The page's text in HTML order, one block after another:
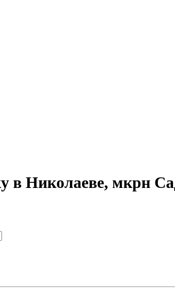
в Николаеве, мкрн